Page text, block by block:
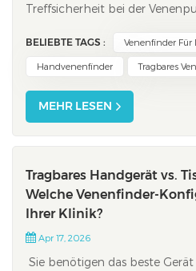
Treffsicherheit bei der
Sie werden eine deutliche
beim ersten Versuch, weniger
BELIEBTE TAGS : Venenfinder Für
Handvenenfinder Tragbares
MEHR LESEN
Tragbares Handgerät vs.
Welche Venenfinder-
Ihrer Klinik?
Apr 17, 2026
Sie benötigen das beste Gerät